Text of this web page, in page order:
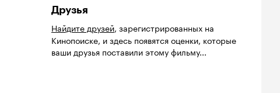
Друзья
Найдите друзей, зарегистрированных на
Кинопоиске, и здесь появятся оценки, которые
ваши друзья поставили этому фильму...